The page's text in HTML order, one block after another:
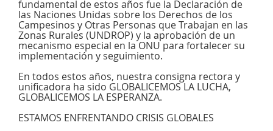
fundamental de estos años fue la Declaración de
las Naciones Unidas sobre los Derechos de los
Campesinos y Otras Personas que Trabajan en las
Zonas Rurales (UNDROP) y la aprobación de un
mecanismo especial en la ONU para fortalecer su
implementación y seguimiento.
En todos estos años, nuestra consigna rectora y
unificadora ha sido GLOBALICEMOS LA LUCHA,
GLOBALICEMOS LA ESPERANZA.
ESTAMOS ENFRENTANDO CRISIS GLOBALES